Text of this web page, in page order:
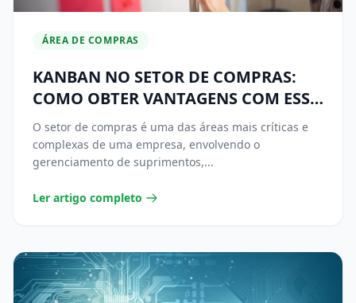
ÁREA DE COMPRAS
KANBAN NO SETOR DE COMPRAS:
COMO OBTER VANTAGENS COM ESSA
TÉCNICA
O setor de compras é uma das áreas mais críticas e
complexas de uma empresa, envolvendo o
gerenciamento de suprimentos,...
Ler artigo completo